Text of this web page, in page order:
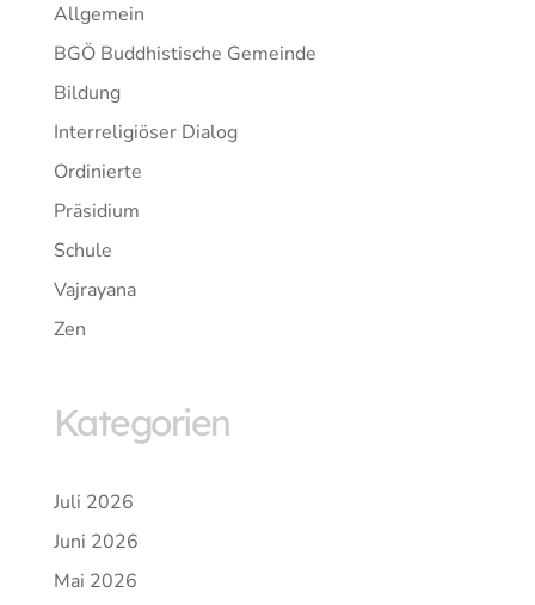
Allgemein
BGÖ Buddhistische Gemeinde
Bildung
Interreligiöser Dialog
Ordinierte
Präsidium
Schule
Vajrayana
Zen
Kategorien
Juli 2026
Juni 2026
Mai 2026